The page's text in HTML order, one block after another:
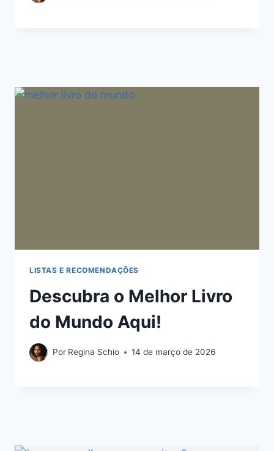
LISTAS E RECOMENDAÇÕES
Descubra o Melhor Livro
do Mundo Aqui!
Por Regina Schio 14 de março de 2026